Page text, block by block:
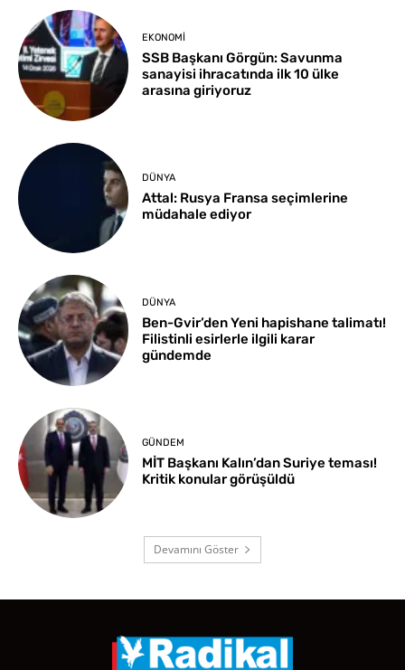
EKONOMI
SSB Başkanı Görgün: Savunma
sanayisi ihracatında ilk 10 ülke
arasına giriyoruz
DÜNYA
Attal: Rusya Fransa seçimlerine
müdahale ediyor
DÜNYA
Ben-Gvir’den Yeni hapishane talimatı!
Filistinli esirlerle ilgili karar
gündemde
GÜNDEM
MİT Başkanı Kalın’dan Suriye teması!
Kritik konular görüşüldü
Devamını Göster